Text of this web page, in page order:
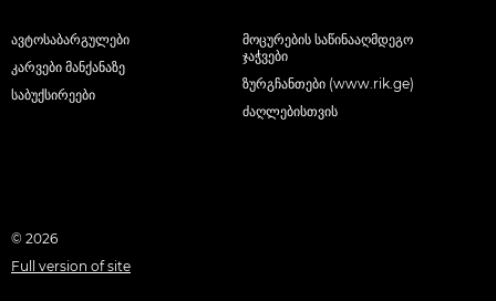
ავტოსაბარგულები
კარვები მანქანაზე
საბუქსირეები
მოცურების საწინააღმდეგო
ჯაჭვები
ზურგჩანთები (www.rik.ge)
ძაღლებისთვის
© 2026
Full version of site